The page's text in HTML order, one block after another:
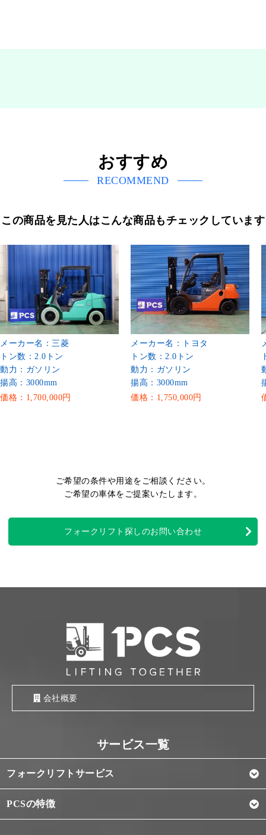
おすすめ
RECOMMEND
この商品を見た人はこんな商品もチェックしています
メーカー名：三菱
トン数：2.0トン
動力：ガソリン
揚高：3000mm
価格：1,700,000円
メーカー名：トヨタ
トン数：2.0トン
動力：ガソリン
揚高：3000mm
価格：1,750,000円
ご希望の条件や用途をご相談ください。
ご希望の車体をご提案いたします。
フォークリフト探しのお問い合わせ
会社概要
フォークリフトサービス
PCSの特徴